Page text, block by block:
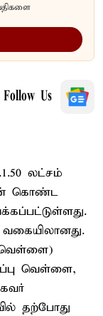
Follow Us
லட்சம்
கொண்ட
வெள்ளை)
வெள்ளை,
தற்போது